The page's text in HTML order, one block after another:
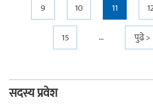
9
10 11
15
… पुढे >
सदस्य प्रवेश